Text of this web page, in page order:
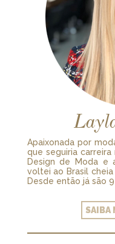
Apaixonada por
que seguiria carreira
Design de Moda e
voltei ao Brasil
Desde então já são
SAIBA